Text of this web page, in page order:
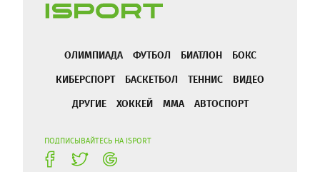
ОЛИМПИАДА ФУТБОЛ БИАТЛОН
БОКС
КИБЕРСПОРТ
БАСКЕТБОЛ ТЕННИС
ВИДЕО
ДРУГИЕ
ХОККЕЙ ММА АВТОСПОРТ
ПОДПИСЫВАЙТЕСЬ НА ISPORT